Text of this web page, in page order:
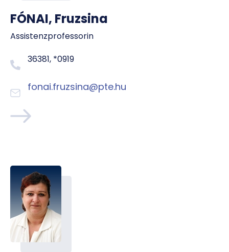
FÓNAI, Fruzsina
Assistenzprofessorin
36381, *0919
fonai.fruzsina@pte.hu